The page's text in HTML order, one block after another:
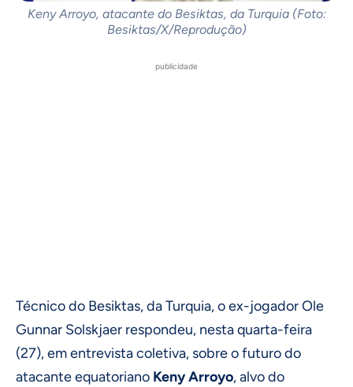
Keny Arroyo, atacante do Besiktas, da Turquia (Foto:
Besiktas/X/Reprodução)
publicidade
Técnico do Besiktas, da Turquia, o ex-jogador Ole
Gunnar Solskjaer respondeu, nesta quarta-feira
(27), em entrevista coletiva, sobre o futuro do
atacante equatoriano Keny Arroyo, alvo do